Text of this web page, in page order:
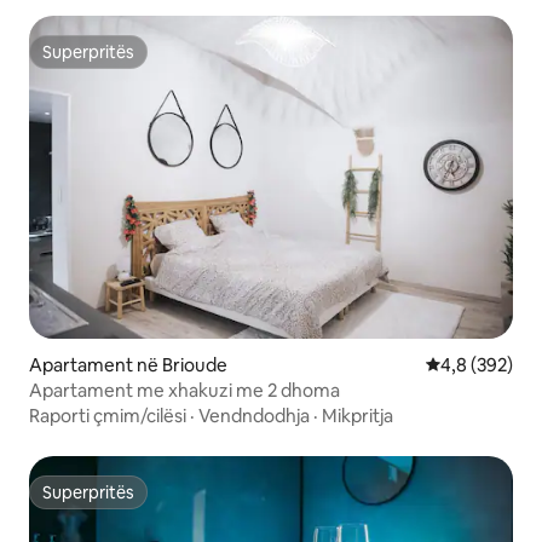
Superpritës
Superpritës
Apartament në Brioude Vlerësimi
4,8 (392)
Apartament me xhakuzi me 2 dhoma
Raporti çmim/cilësi · Vendndodhja · Mikpritja
Superpritës
Superpritës